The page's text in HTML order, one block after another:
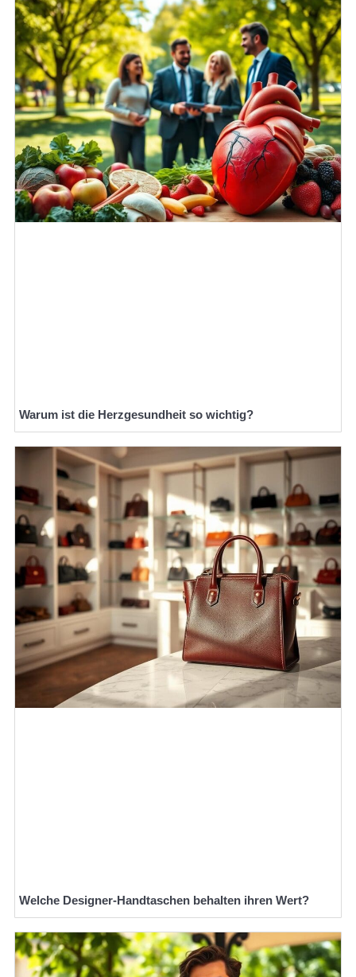
Warum ist die Herzgesundheit so wichtig?
Welche Designer-Handtaschen behalten ihren Wert?